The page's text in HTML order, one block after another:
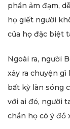
phần ảm đạm,
họ giết người
của họ đặc biệt
Ngoài ra, người
xảy ra chuyện
bất kỳ làn sóng
với ai đó, người
chắn họ có ý đồ